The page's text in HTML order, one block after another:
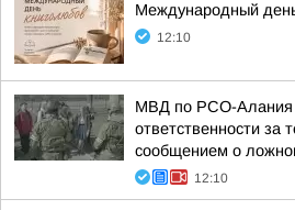
Международный
12:10
МВД по РСО-Алания
ответственности за
сообщением о
12:10